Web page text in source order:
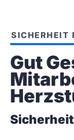
SICHERHEIT
Gut